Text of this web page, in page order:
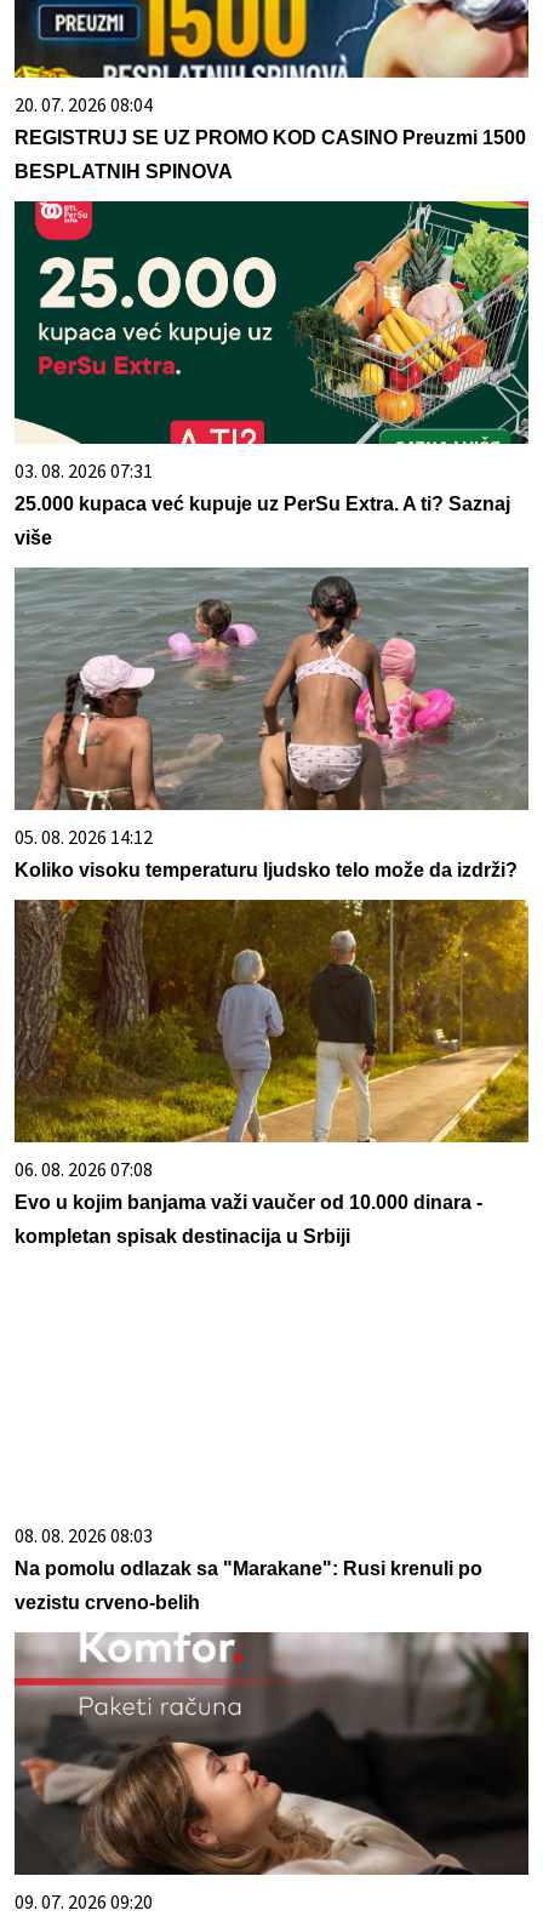
20. 07. 2026 08:04
REGISTRUJ SE UZ PROMO KOD CASINO Preuzmi 1500
BESPLATNIH SPINOVA
03. 08. 2026 07:31
25.000 kupaca već kupuje uz PerSu Extra. A ti? Saznaj
više
05. 08. 2026 14:12
Koliko visoku temperaturu ljudsko telo može da izdrži?
06. 08. 2026 07:08
Evo u kojim banjama važi vaučer od 10.000 dinara -
kompletan spisak destinacija u Srbiji
08. 08. 2026 08:03
Na pomolu odlazak sa "Marakane": Rusi krenuli po
vezistu crveno-belih
09. 07. 2026 09:20